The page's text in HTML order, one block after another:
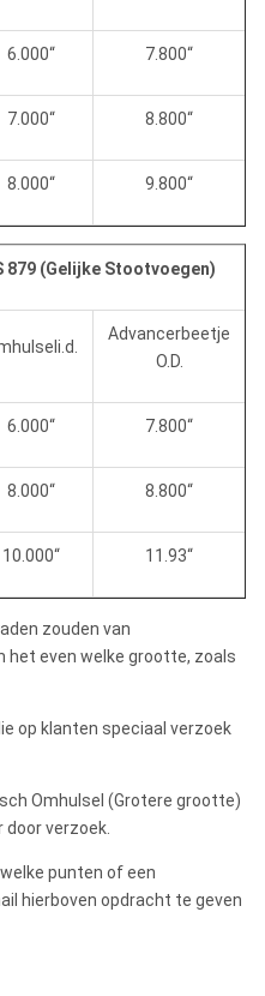
6.000“ 7.800“
7.000“ 8.800“
8.000“ 9.800“
879 (Gelijke Stootvoegen)
Advancerbeetje
O.D.
6.000“ 7.800“
8.000“ 8.800“
10.000“ 11.93“
zouden van
het even welke grootte, zoals
op klanten speciaal verzoek
Omhulsel (Grotere grootte)
verzoek.
punten of een
hierboven opdracht te geven